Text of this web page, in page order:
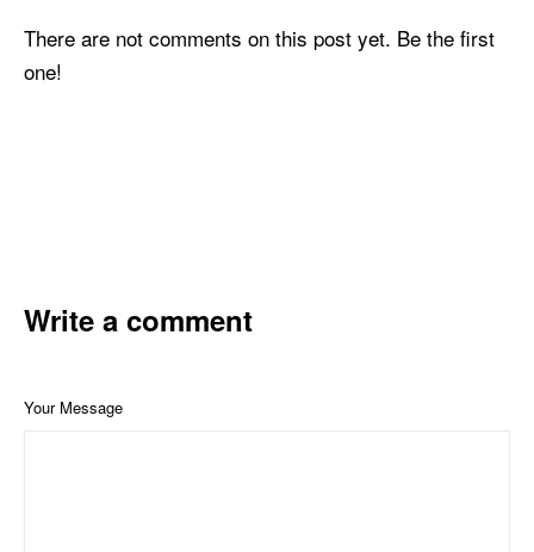
There are not comments on this post yet. Be the first
one!
Write a comment
Your Message